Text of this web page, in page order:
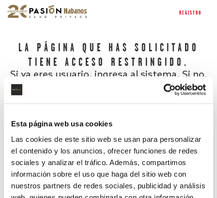
Esta página web usa cookies
Las cookies de este sitio web se usan para personalizar
el contenido y los anuncios, ofrecer funciones de redes
sociales y analizar el tráfico. Además, compartimos
información sobre el uso que haga del sitio web con
nuestros partners de redes sociales, publicidad y análisis
REGISTRO
LA PÁGINA QUE HAS SOLICITADO
TIENE ACCESO RESTRINGIDO.
Si ya eres usuario, ingresa al sistema. Si no,
¿Has olvidado tu contraseña?